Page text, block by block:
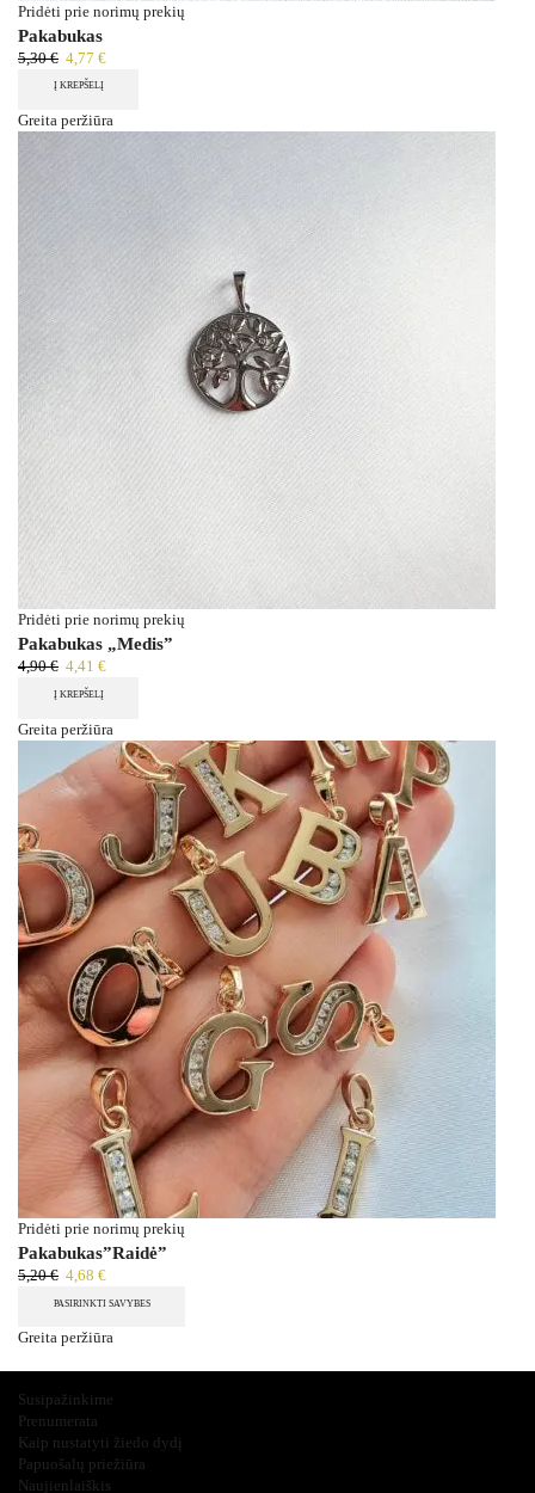
Pridėti prie norimų prekių
Pakabukas
5,30€ 4,77 €
Į KREPŠELĮ
Greita peržiūra
Pridėti prie norimų prekių
Pakabukas „Medis”
4,90€ 4,41 €
Į KREPŠELĮ
Greita peržiūra
Pridėti prie norimų prekių
Pakabukas”Raidė”
5,20€ 4,68 €
PASIRINKTI SAVYBES
Greita peržiūra
Susipažinkime
Prenumerata
Kaip nustatyti žiedo dydį
Papuošalų priežiūra
Naujienlaiškis